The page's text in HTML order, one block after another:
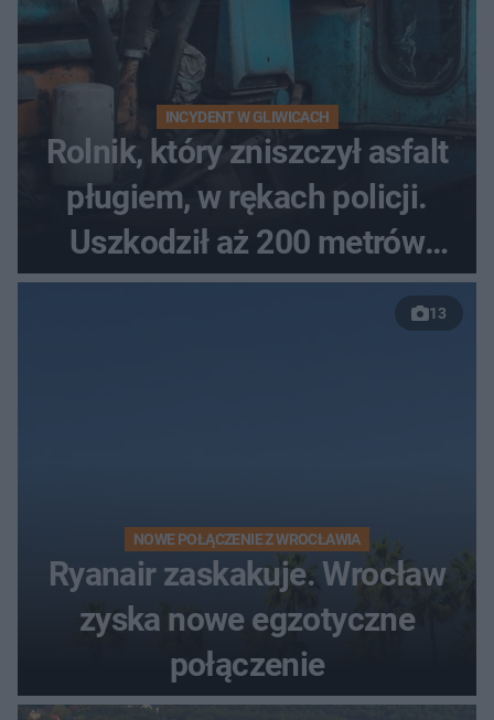
INCYDENT W GLIWICACH
Rolnik, który zniszczył asfalt
pługiem, w rękach policji.
Uszkodził aż 200 metrów
nowej drogi
13
NOWE POŁĄCZENIE Z WROCŁAWIA
Ryanair zaskakuje. Wrocław
zyska nowe egzotyczne
połączenie